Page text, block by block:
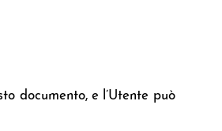
documento, e l’Utente può